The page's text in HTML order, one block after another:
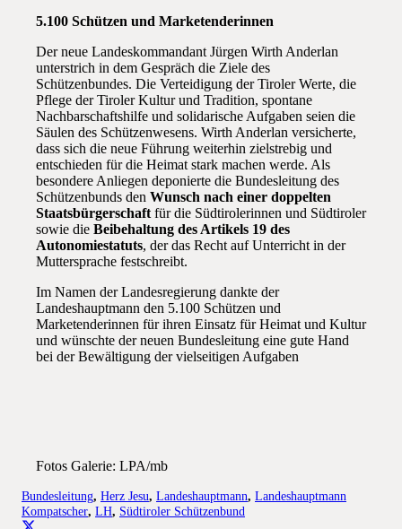
5.100 Schützen und Marketenderinnen
Der neue Landeskommandant Jürgen Wirth Anderlan
unterstrich in dem Gespräch die Ziele des
Schützenbundes. Die Verteidigung der Tiroler Werte, die
Pflege der Tiroler Kultur und Tradition, spontane
Nachbarschaftshilfe und solidarische Aufgaben seien die
Säulen des Schützenwesens. Wirth Anderlan versicherte,
dass sich die neue Führung weiterhin zielstrebig und
entschieden für die Heimat stark machen werde. Als
besondere Anliegen deponierte die Bundesleitung des
Schützenbunds den Wunsch nach einer doppelten
Staatsbürgerschaft für die Südtirolerinnen und Südtiroler
sowie die Beibehaltung des Artikels 19 des
Autonomiestatuts, der das Recht auf Unterricht in der
Muttersprache festschreibt.
Im Namen der Landesregierung dankte der
Landeshauptmann den 5.100 Schützen und
Marketenderinnen für ihren Einsatz für Heimat und Kultur
und wünschte der neuen Bundesleitung eine gute Hand
bei der Bewältigung der vielseitigen Aufgaben
Fotos Galerie: LPA/mb
Bundesleitung, Herz Jesu, Landeshauptmann, Landeshauptmann
Kompatscher, LH, Südtiroler Schützenbund